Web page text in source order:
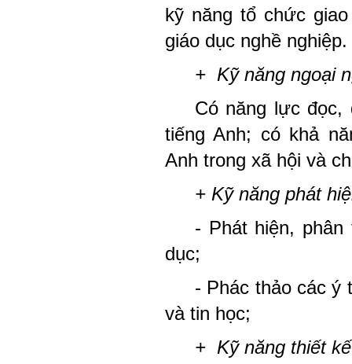
kỹ năng tổ chức
giáo dục nghề nghiệp.
+ Kỹ năng ngoại
Có năng lực đọc,
tiếng Anh; có khả
Anh trong xã hội và
+ Kỹ năng phát
- Phát hiện,
dục;
- Phác thảo các ý
và tin học;
+ Kỹ năng thiết kế